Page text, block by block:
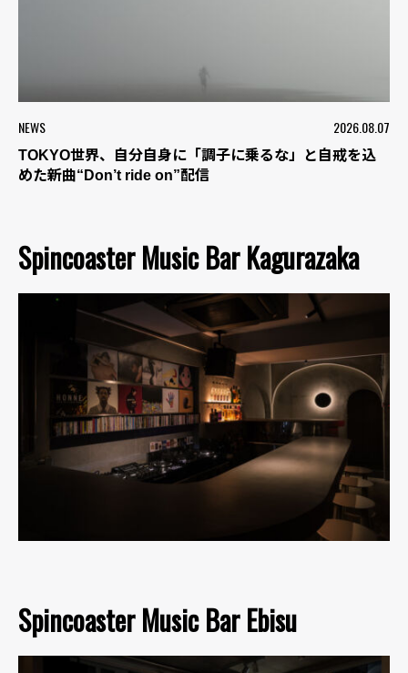
NEWS 2026.08.07
TOKYO世界、自分自身に「調子に乗るな」と自戒を込
めた新曲“Don’t ride on”配信
Spincoaster Music Bar Kagurazaka
Spincoaster Music Bar Ebisu